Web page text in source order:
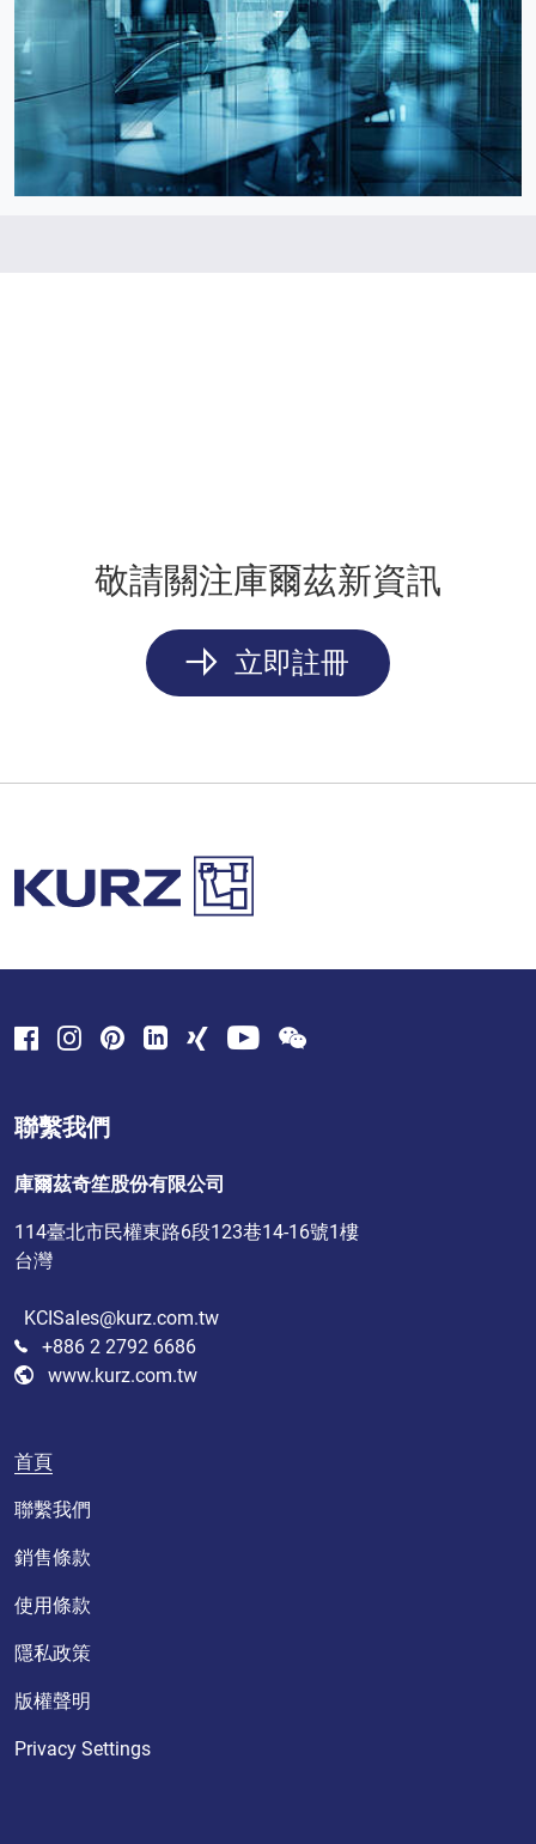
敬請關注庫爾茲新資訊
立即註冊
聯繫我們
庫爾茲奇笙股份有限公司
114臺北市民權東路6段123巷14-16號1樓
台灣
KCISales@kurz.com.tw
+886 2 2792 6686
www.kurz.com.tw
首頁
聯繫我們
銷售條款
使用條款
隱私政策
版權聲明
Privacy Settings